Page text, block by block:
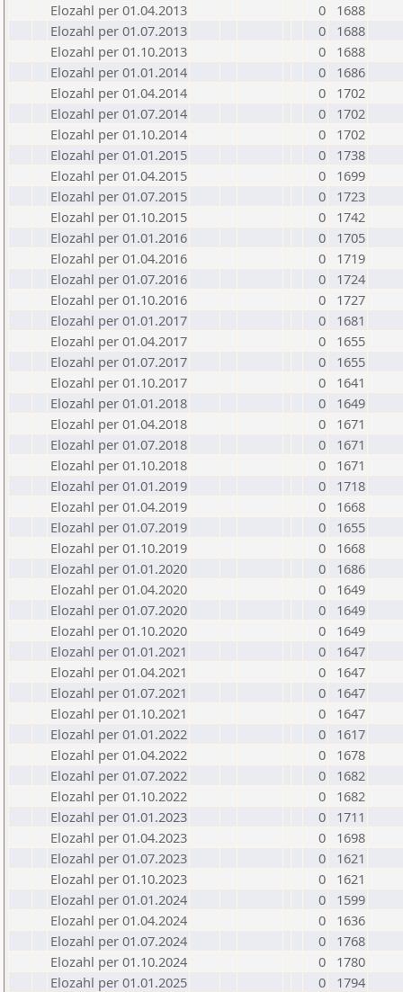
Elozahl per 01.04.2013
0
1688
Elozahl per 01.07.2013
0
1688
Elozahl per 01.10.2013
0
1688
Elozahl per 01.01.2014
0
1686
Elozahl per 01.04.2014
0
1702
Elozahl per 01.07.2014
0
1702
Elozahl per 01.10.2014
0
1702
Elozahl per 01.01.2015
0
1738
Elozahl per 01.04.2015
0
1699
Elozahl per 01.07.2015
0
1723
Elozahl per 01.10.2015
0
1742
Elozahl per 01.01.2016
0
1705
Elozahl per 01.04.2016
0
1719
Elozahl per 01.07.2016
0
1724
Elozahl per 01.10.2016
0
1727
Elozahl per 01.01.2017
0
1681
Elozahl per 01.04.2017
0
1655
Elozahl per 01.07.2017
0
1655
Elozahl per 01.10.2017
0
1641
Elozahl per 01.01.2018
0
1649
Elozahl per 01.04.2018
0
1671
Elozahl per 01.07.2018
0
1671
Elozahl per 01.10.2018
0
1671
Elozahl per 01.01.2019
0
1718
Elozahl per 01.04.2019
0
1668
Elozahl per 01.07.2019
0
1655
Elozahl per 01.10.2019
0
1668
Elozahl per 01.01.2020
0
1686
Elozahl per 01.04.2020
0
1649
Elozahl per 01.07.2020
0
1649
Elozahl per 01.10.2020
0
1649
Elozahl per 01.01.2021
0
1647
Elozahl per 01.04.2021
0
1647
Elozahl per 01.07.2021
0
1647
Elozahl per 01.10.2021
0
1647
Elozahl per 01.01.2022
0
1617
Elozahl per 01.04.2022
0
1678
Elozahl per 01.07.2022
0
1682
Elozahl per 01.10.2022
0
1682
Elozahl per 01.01.2023
0
1711
Elozahl per 01.04.2023
0
1698
Elozahl per 01.07.2023
0
1621
Elozahl per 01.10.2023
0
1621
Elozahl per 01.01.2024
0
1599
Elozahl per 01.04.2024
0
1636
Elozahl per 01.07.2024
0
1768
Elozahl per 01.10.2024
0
1780
Elozahl per 01.01.2025
0
1794